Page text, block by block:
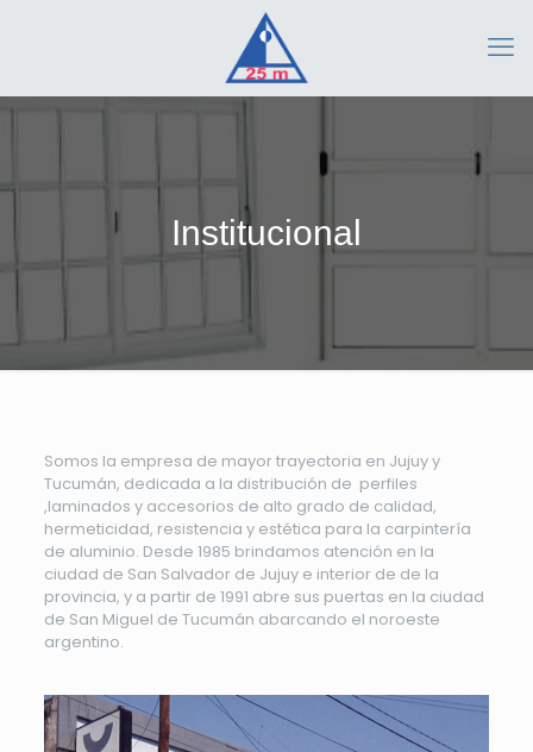
Institucional
Somos la empresa de mayor trayectoria en Jujuy y
Tucumán, dedicada a la distribución de perfiles
,laminados y accesorios de alto grado de calidad,
hermeticidad, resistencia y estética para la carpintería
de aluminio. Desde 1985 brindamos atención en la
ciudad de San Salvador de Jujuy e interior de de la
provincia, y a partir de 1991 abre sus puertas en la ciudad
de San Miguel de Tucumán abarcando el noroeste
argentino.